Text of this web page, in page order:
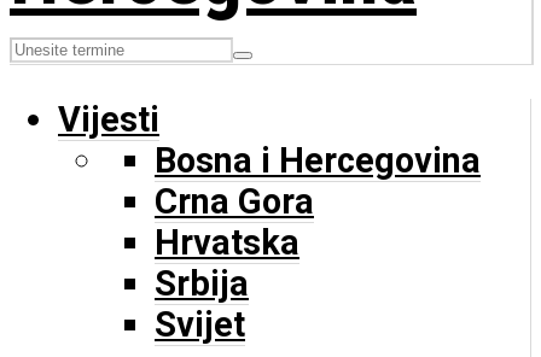
Vijesti
Bosna i Hercegovina
Crna Gora
Hrvatska
Srbija
Svijet